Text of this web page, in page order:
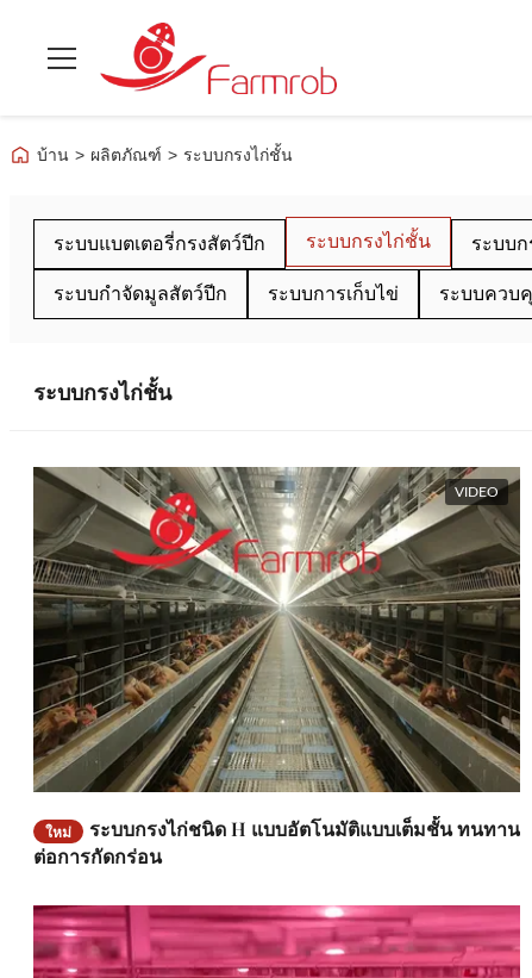
บ้าน > ผลิตภัณฑ์ > ระบบกรงไก่ชั้น
ระบบแบตเตอรี่กรงสัตว์ปีก ระบบกรงไก่ชั้น ระบบก
ระบบกำจัดมูลสัตว์ปีก ระบบการเก็บไข่ ระบบควบ
ระบบกรงไก่ชั้น
VIDEO
ใหม่
ระบบกรงไก่ชนิด H แบบอัตโนมัติแบบเต็มชั้น ทนทาน
ต่อการกัดกร่อน